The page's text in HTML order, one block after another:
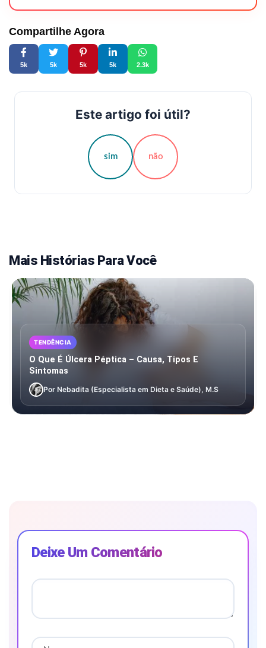
Compartilhe Agora
5k 5k 5k 5k 2.3k
Este artigo foi útil?
sim não
Mais Histórias Para Você
TENDÊNCIA
O Que É Úlcera Péptica – Causa, Tipos E
Sintomas
Por Nebadita (Especialista em Dieta e Saúde), M.S
Deixe Um Comentário